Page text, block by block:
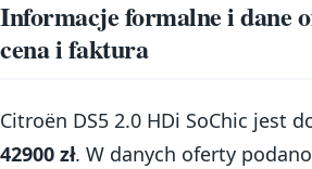
Informacje formalne i dane
cena i faktura
Citroën DS5 2.0 HDi SoChic jest
42900 zł. W danych oferty